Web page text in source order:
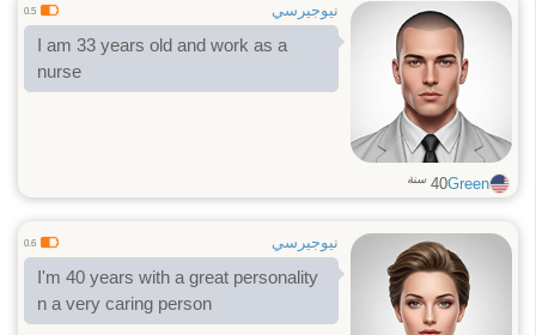
نيوجيرسي 0.5
I am 33 years old and work as a
nurse
Green
40 سنة
نيوجيرسي 0.6
I'm 40 years with a great personality
n a very caring person